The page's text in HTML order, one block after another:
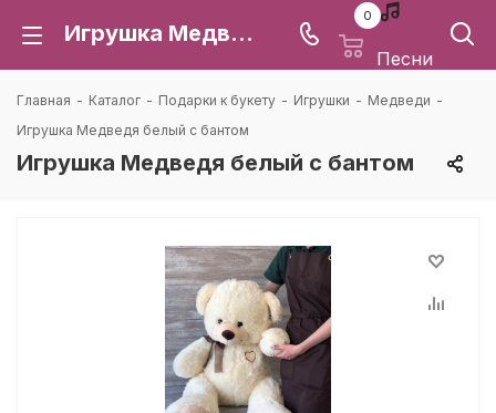
Игрушка Медведя белый с бантом: цена и доставка в Воронеже | Каталея
0
Песни
Главная - Каталог - Подарки к букету - Игрушки - Медведи -
Игрушка Медведя белый с бантом
Игрушка Медведя белый с бантом